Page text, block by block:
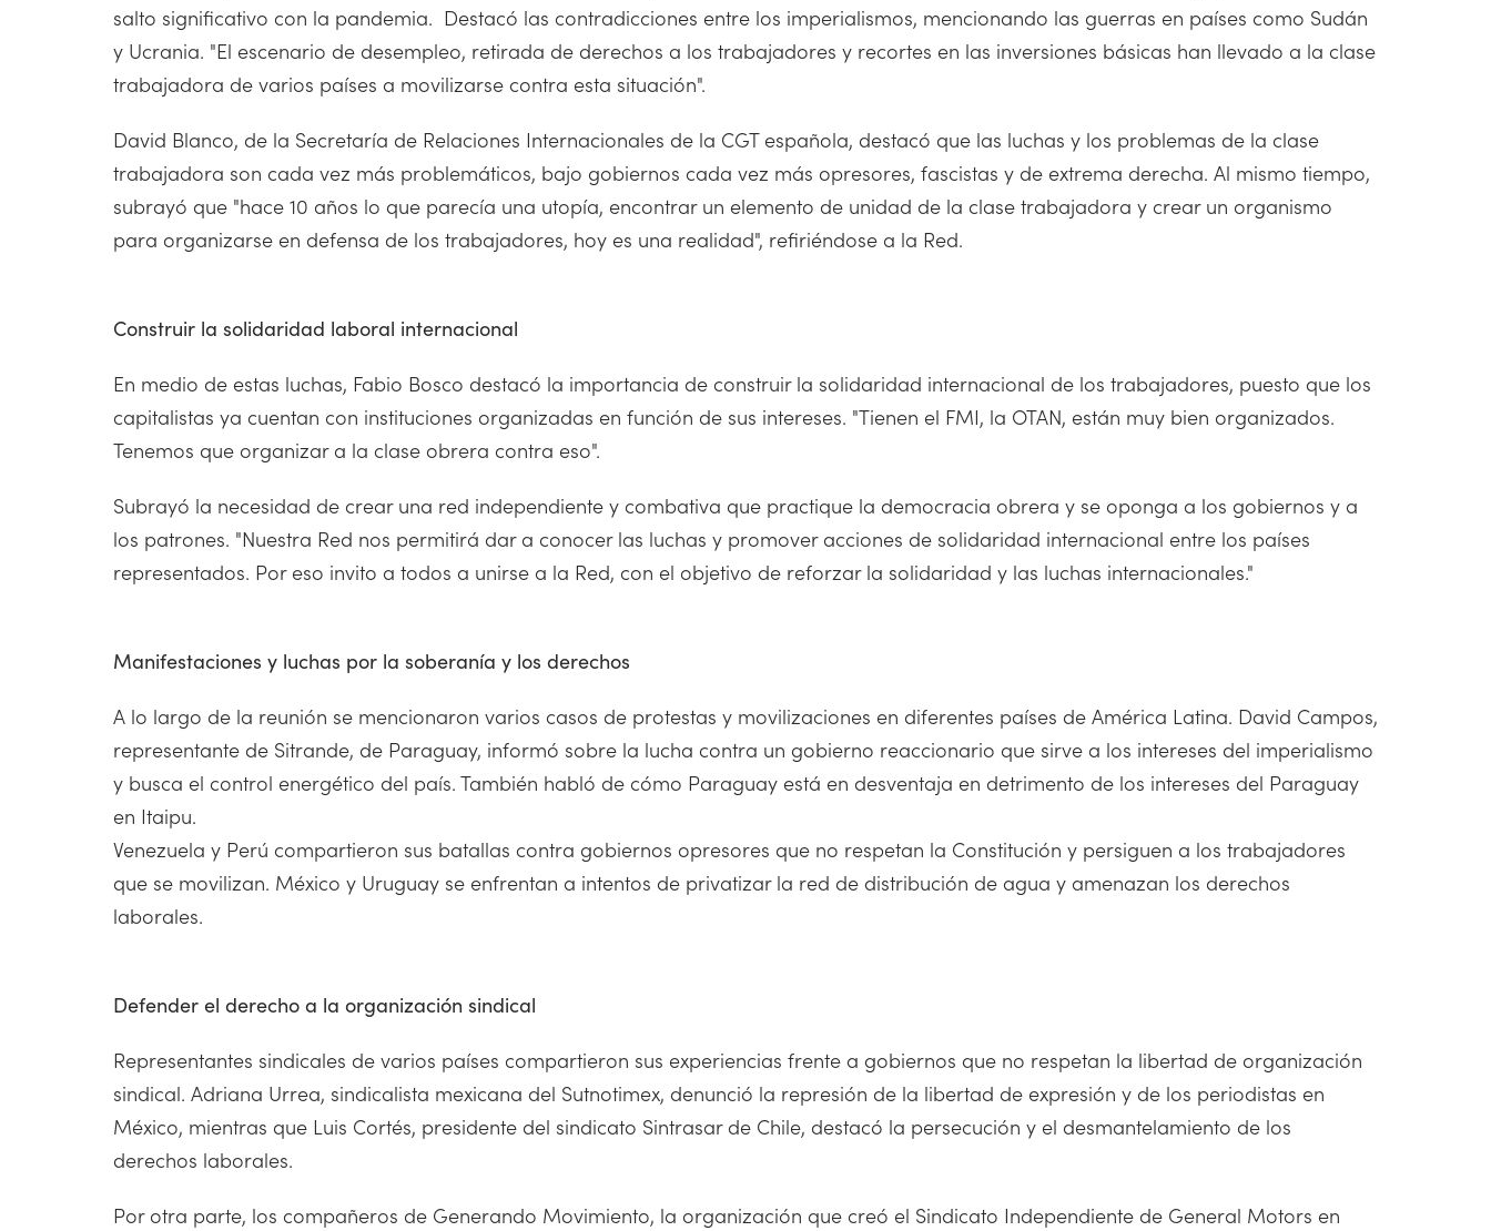
salto significativo con la pandemia. Destacó las contradicciones entre los imperialismos, mencionando las guerras en países como Sudán
y Ucrania. "El escenario de desempleo, retirada de derechos a los trabajadores y recortes en las inversiones básicas han llevado a la clase
trabajadora de varios países a movilizarse contra esta situación".
David Blanco, de la Secretaría de Relaciones Internacionales de la CGT española, destacó que las luchas y los problemas de la clase
trabajadora son cada vez más problemáticos, bajo gobiernos cada vez más opresores, fascistas y de extrema derecha. Al mismo tiempo,
subrayó que "hace 10 años lo que parecía una utopía, encontrar un elemento de unidad de la clase trabajadora y crear un organismo
para organizarse en defensa de los trabajadores, hoy es una realidad", refiriéndose a la Red.
Construir la solidaridad laboral internacional
En medio de estas luchas, Fabio Bosco destacó la importancia de construir la solidaridad internacional de los trabajadores, puesto que los
capitalistas ya cuentan con instituciones organizadas en función de sus intereses. "Tienen el FMI, la OTAN, están muy bien organizados.
Tenemos que organizar a la clase obrera contra eso".
Subrayó la necesidad de crear una red independiente y combativa que practique la democracia obrera y se oponga a los gobiernos y a
los patrones. "Nuestra Red nos permitirá dar a conocer las luchas y promover acciones de solidaridad internacional entre los países
representados. Por eso invito a todos a unirse a la Red, con el objetivo de reforzar la solidaridad y las luchas internacionales."
Manifestaciones y luchas por la soberanía y los derechos
A lo largo de la reunión se mencionaron varios casos de protestas y movilizaciones en diferentes países de América Latina. David Campos,
representante de Sitrande, de Paraguay, informó sobre la lucha contra un gobierno reaccionario que sirve a los intereses del imperialismo
y busca el control energético del país. También habló de cómo Paraguay está en desventaja en detrimento de los intereses del Paraguay
en Itaipu.
Venezuela y Perú compartieron sus batallas contra gobiernos opresores que no respetan la Constitución y persiguen a los trabajadores
que se movilizan. México y Uruguay se enfrentan a intentos de privatizar la red de distribución de agua y amenazan los derechos
laborales.
Defender el derecho a la organización sindical
Representantes sindicales de varios países compartieron sus experiencias frente a gobiernos que no respetan la libertad de organización
sindical. Adriana Urrea, sindicalista mexicana del Sutnotimex, denunció la represión de la libertad de expresión y de los periodistas en
México, mientras que Luis Cortés, presidente del sindicato Sintrasar de Chile, destacó la persecución y el desmantelamiento de los
derechos laborales.
Por otra parte, los compañeros de Generando Movimiento, la organización que creó el Sindicato Independiente de General Motors en